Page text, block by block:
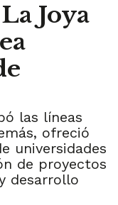
Joya
las líneas
ofreció
universidades
de proyectos
desarrollo